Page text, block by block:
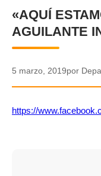
DEPORTES
POLICIAL
«AQUÍ
AGUILANTE
5 marzo, 2019por
https://